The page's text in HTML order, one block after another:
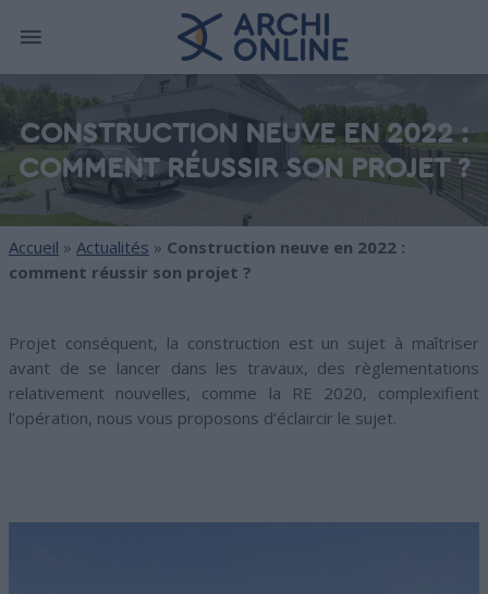
CONSTRUCTION NEUVE EN 2022 :
COMMENT RÉUSSIR SON PROJET ?
Accueil » Actualités » Construction neuve en 2022 :
comment réussir son projet ?
Projet conséquent, la construction est un sujet à maîtriser
avant de se lancer dans les travaux, des règlementations
relativement nouvelles, comme la RE 2020, complexifient
l’opération, nous vous proposons d’éclaircir le sujet.